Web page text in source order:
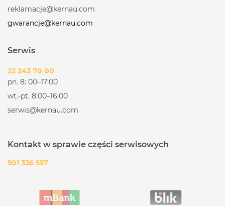
reklamacje@kernau.com
gwarancje@kernau.com
Serwis
22 243 70 00
pn. 8: 00–17:00
wt.-pt. 8:00–16:00
serwis@kernau.com
Kontakt w sprawie części serwisowych
501 336 557